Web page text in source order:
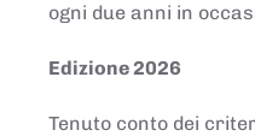
ogni due anni in
Edizione 2026
Tenuto conto dei